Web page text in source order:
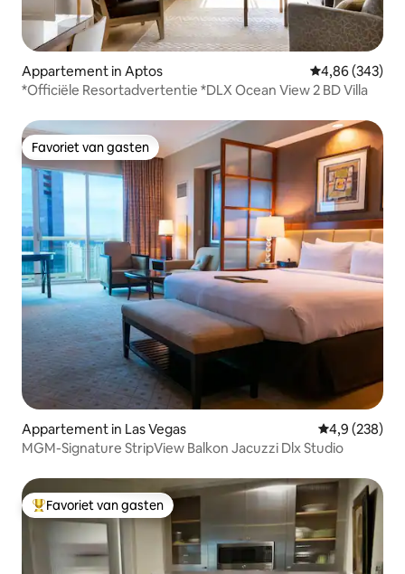
Appartement in Aptos Gemiddelde
4,86 (343)
*Officiële Resortadvertentie *DLX Ocean View 2 BD Villa
Favoriet van gasten
Favoriet van gasten
Appartement in Las Vegas Gemiddelde
4,9 (238)
MGM-Signature StripView Balkon Jacuzzi Dlx Studio
Topfavoriet van gasten
Favoriet van gasten